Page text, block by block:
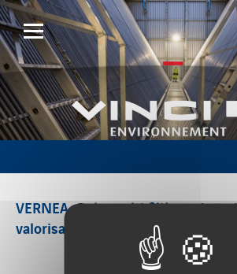
VERNEA, Pole multi filières de
valorisation